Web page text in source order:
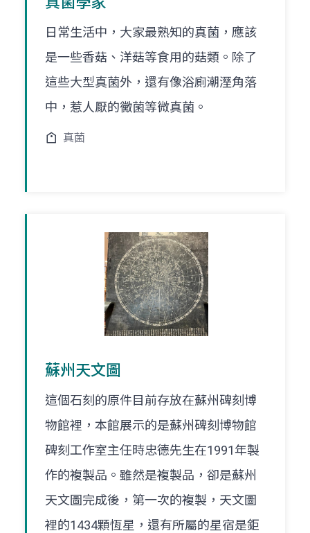
日常生活中，大家最熟知的真菌，應該
是一些香菇、洋菇等食用的菇類。除了
這些大型真菌外，還有像浴廁潮溼角落
中，惹人厭的黴菌等微真菌。
真菌
蘇州天文圖
這個石刻的原件目前存放在蘇州碑刻博
物館裡，本館展示的是蘇州碑刻博物館
碑刻工作室主任時忠德先生在1991年製
作的複製品。雖然是複製品，卻是蘇州
天文圖完成後，第一次的複製，天文圖
裡的1434顆恆星，還有所屬的星宿是鉅